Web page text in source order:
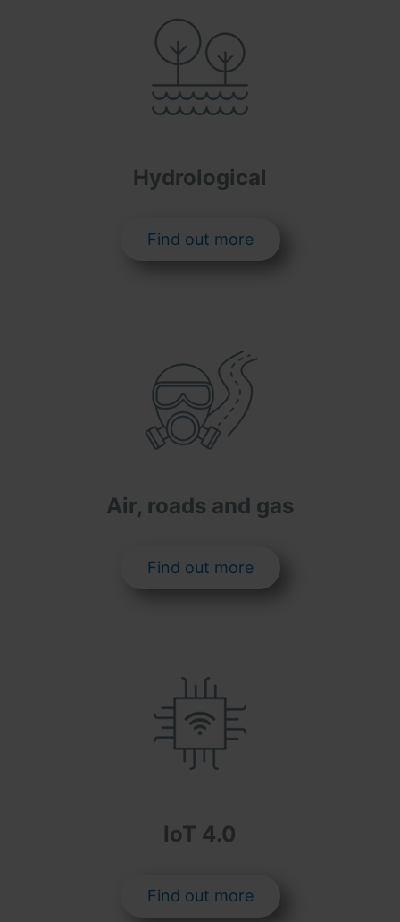
Hydrological
Find out more
Air, roads and gas
Find out more
IoT 4.0
Find out more